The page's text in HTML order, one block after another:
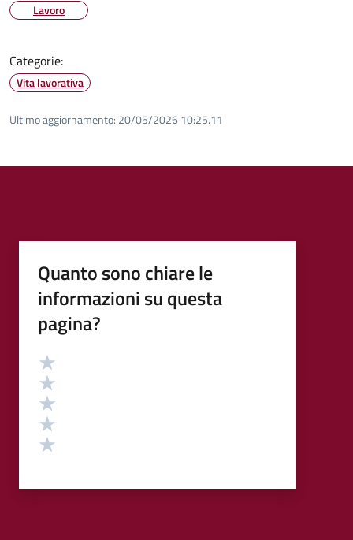
Lavoro
Categorie:
Vita lavorativa
Ultimo aggiornamento: 20/05/2026 10:25.11
Quanto sono chiare le
informazioni su questa
pagina?
Valutazione